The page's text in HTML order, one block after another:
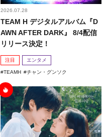
2026.07.28
TEAM H デジタルアルバム『D
AWN AFTER DARK』 8/4配信
リリース決定！
注目 エンタメ
TEAMH チャン・グンソク